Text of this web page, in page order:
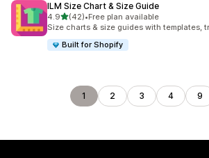
ILM Size Chart & Size Guide
4.9별 5개 중
(42)
총 리뷰 42개
•Free plan available
Size charts & size guides with templates,
Built for Shopify
1 2 3 4 9